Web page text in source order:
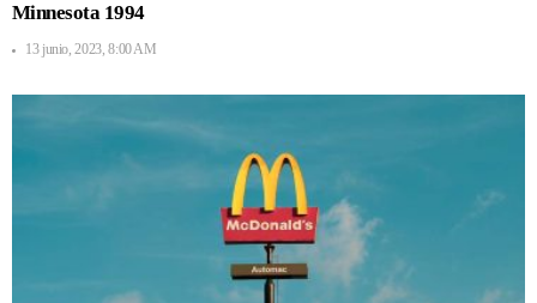
Minnesota 1994
13 junio, 2023, 8:00 AM